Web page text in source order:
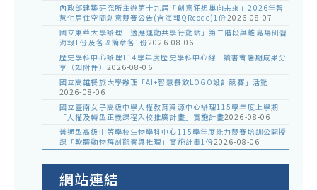
內政部建築研究所主辦第十九屆「創意狂想巢向未來」2026年智
慧化居住空間創意競賽公告(含海報QRcode)1份2026-08-07
國立東華大學辦理「適應運動共學行動站」第二階段與離島場研習
海報1份及各區簡章各1份2026-08-06
歷史學科中心辦理114學年度歷史學科中心線上讀書會暑期成果分
享（如附件） 2026-08-06
國立高雄餐旅大學辦理「AI+智慧餐飲LOGO設計競賽」活動
2026-08-06
國立臺南女子高級中學人權教育資源中心辦理115學年度上學期
「人權及轉型正義課程入校推廣計畫」實施計畫2026-08-06
普通型高級中等學校生物學科中心115學年度能力競賽培訓公開授
課「軟體動物解剖觀察與推理」實施計畫1份2026-08-06
網站連結